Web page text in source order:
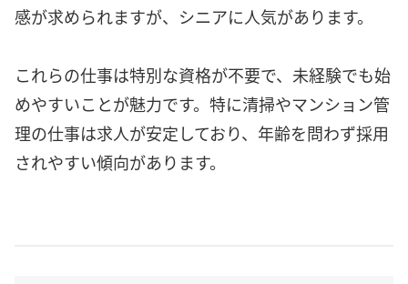
感が求められますが、シニアに人気があります。
これらの仕事は特別な資格が不要で、未経験でも始
めやすいことが魅力です。特に清掃やマンション管
理の仕事は求人が安定しており、年齢を問わず採用
されやすい傾向があります。